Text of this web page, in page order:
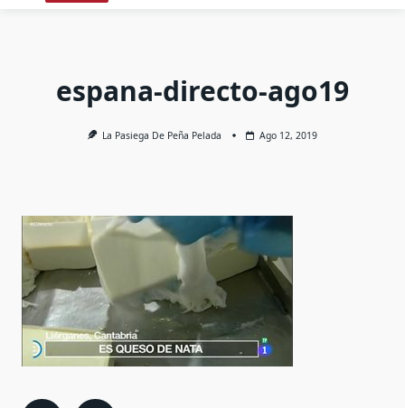
espana-directo-ago19
La Pasiega De Peña Pelada Ago 12, 2019